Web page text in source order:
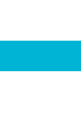
рынки